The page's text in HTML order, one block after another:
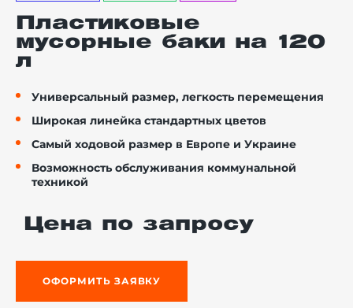
Пластиковые
мусорные баки на 120
л
Универсальный размер, легкость перемещения
Широкая линейка стандартных цветов
Самый ходовой размер в Европе и Украине
Возможность обслуживания коммунальной
техникой
Цена по запросу
ОФОРМИТЬ ЗАЯВКУ